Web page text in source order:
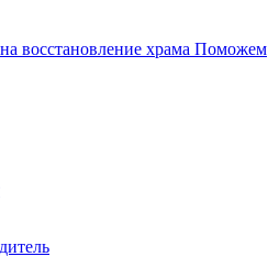
Поможем